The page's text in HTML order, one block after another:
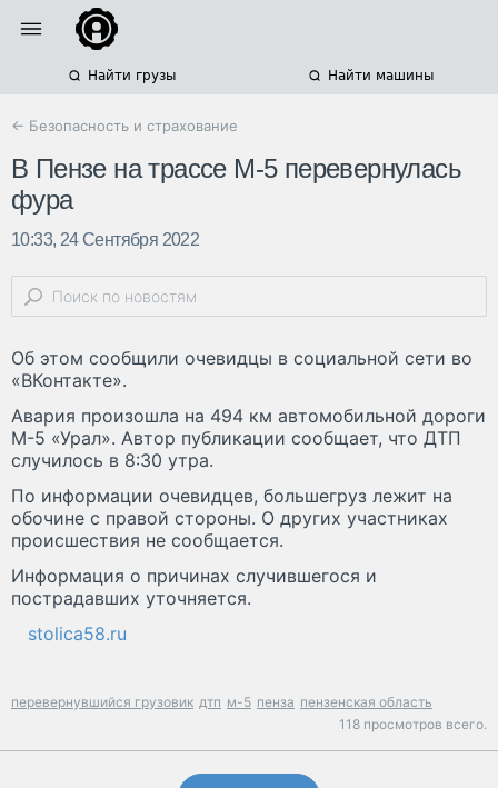
Найти грузы Найти машины
← Безопасность и страхование
В Пензе на трассе М-5 перевернулась
фура
10:33, 24 Сентября 2022
Об этом сообщили очевидцы в социальной сети во
«ВКонтакте».
Авария произошла на 494 км автомобильной дороги
М-5 «Урал». Автор публикации сообщает, что ДТП
случилось в 8:30 утра.
По информации очевидцев, большегруз лежит на
обочине с правой стороны. О других участниках
происшествия не сообщается.
Информация о причинах случившегося и
пострадавших уточняется.
stolica58.ru
перевернувшийся грузовик дтп м-5 пенза пензенская область
118 просмотров всего.